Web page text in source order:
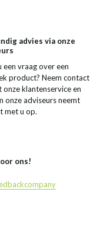
advies via onze
een vraag over een
product? Neem contact
onze klantenservice en
onze adviseurs neemt
met u op.
ons!